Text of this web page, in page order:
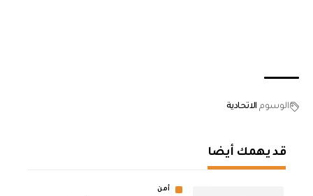
الوسوم الاتحادية
قد يهمك أيضا
أمن